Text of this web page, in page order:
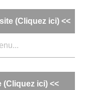
(Cliquez ici) <<
(Cliquez ici) <<